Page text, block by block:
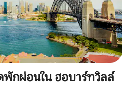
กผ่อนใน ฮอบาร์ทวิลล์